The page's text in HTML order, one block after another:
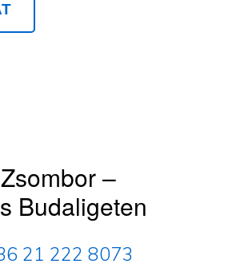
–
Budaligeten
21 222 8073